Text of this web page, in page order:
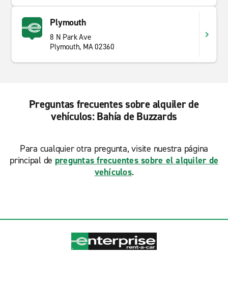
Plymouth
8 N Park Ave
Plymouth, MA 02360
Preguntas frecuentes sobre alquiler de
vehículos: Bahía de Buzzards
Para cualquier otra pregunta, visite nuestra página
principal de preguntas frecuentes sobre el alquiler de
vehículos.